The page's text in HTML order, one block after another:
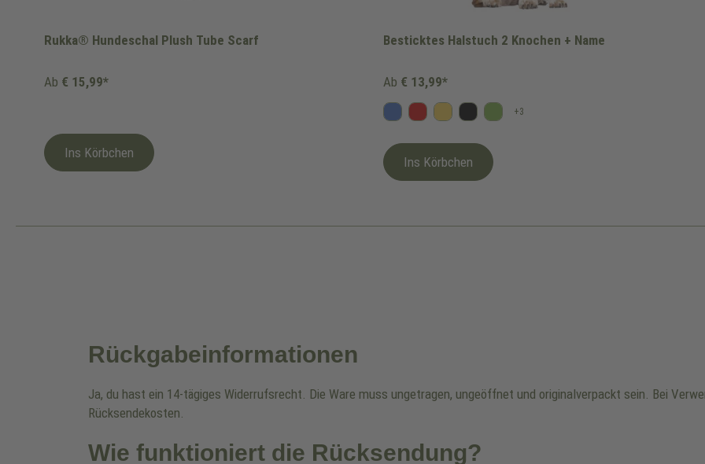
Rukka® Hundeschal Plush Tube Scarf
Ab € 15,99*
Ins Körbchen
Besticktes Halstuch 2 Knochen + Name
BlauRot GelbSchwarz
Kiwi
+3
Ab € 13,99*
Ins Körbchen
Rückgabeinformationen
Ja, du hast ein 14-tägiges Widerrufsrecht. Die Ware muss ungetragen, ungeöffnet und originalverpackt sein. Bei
Rücksendekosten.
Wie funktioniert die Rücksendung?